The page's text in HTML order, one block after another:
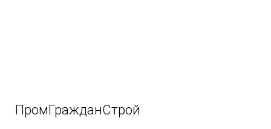
ПромГражданСтрой